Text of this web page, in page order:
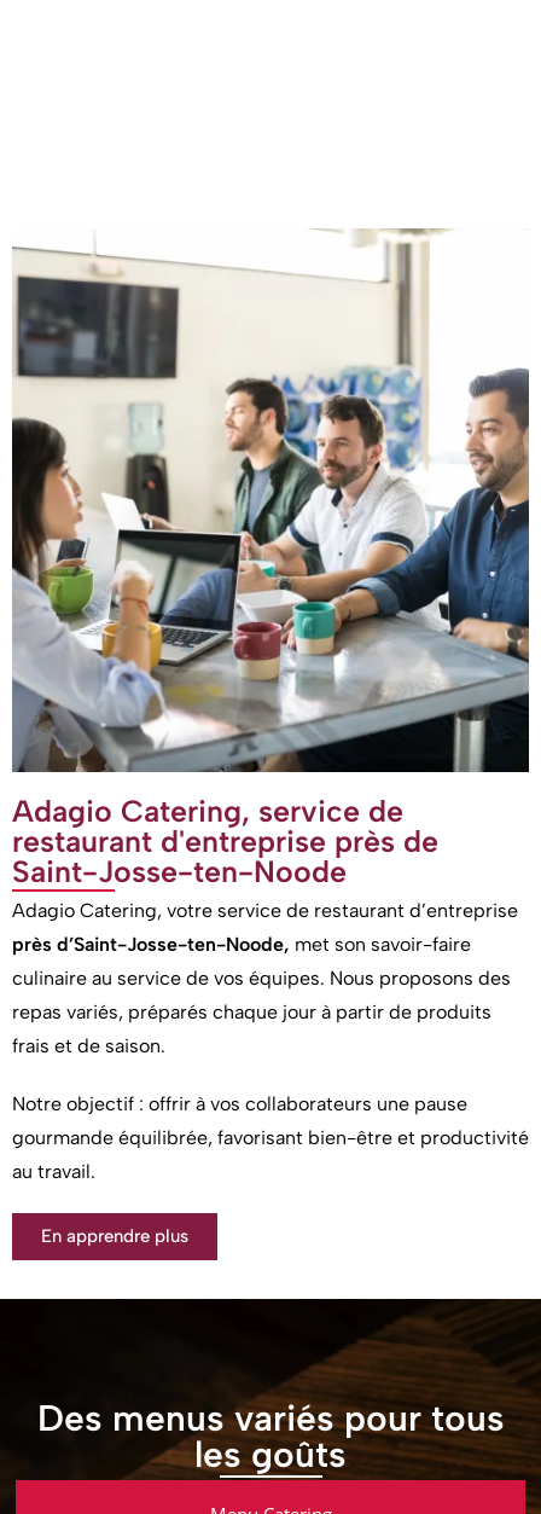
Adagio Catering, service de
restaurant d'entreprise près de
Saint-Josse-ten-Noode
Adagio Catering, votre service de restaurant d’entreprise
près d’Saint-Josse-ten-Noode, met son savoir-faire
culinaire au service de vos équipes. Nous proposons des
repas variés, préparés chaque jour à partir de produits
frais et de saison.
Notre objectif : offrir à vos collaborateurs une pause
gourmande équilibrée, favorisant bien-être et productivité
au travail.
En apprendre plus
Des menus variés pour tous
les goûts